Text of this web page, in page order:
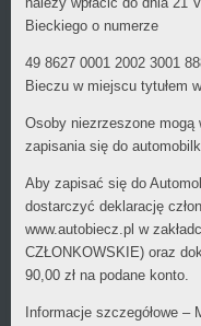
Bieckiego o numerze
49 8627 0001 2002 3001
Bieczu w miejscu tytułem
Osoby niezrzeszone mogą
zapisania się do
Aby zapisać się do
dostarczyć deklarację
www.autobiecz.pl w
CZŁONKOWSKIE) oraz
90,00 zł na podane konto.
Informacje szczegółowe